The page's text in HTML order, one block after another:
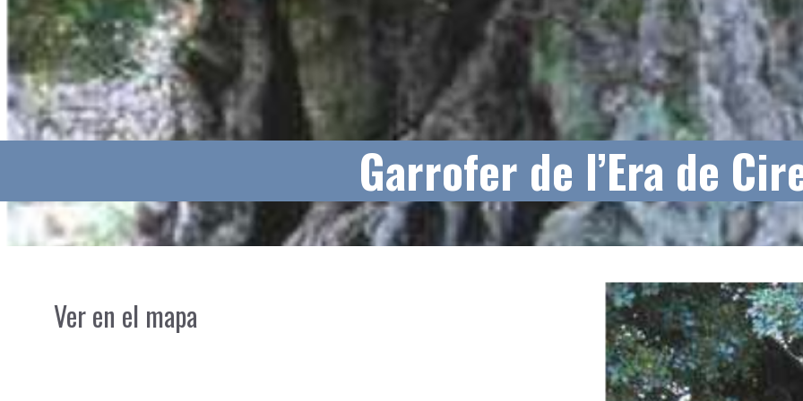
Garrofer de l’Era de
Ver en el mapa